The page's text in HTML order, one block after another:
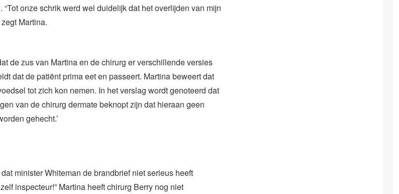
onze schrik werd wel duidelijk dat het overlijden van mijn
Martina.
de zus van Martina en de chirurg er verschillende versies
dat de patiënt prima eet en passeert. Martina beweert dat
tot zich kon nemen. In het verslag wordt genoteerd dat
van de chirurg dermate beknopt zijn dat hieraan geen
gehecht.’
minister Whiteman de brandbrief niet serieus heeft
inspecteur!” Martina heeft chirurg Berry nog niet